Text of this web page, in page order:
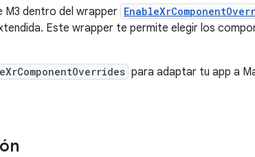
M3 dentro del wrapper
Este wrapper te permite elegir los
para adaptar tu app a